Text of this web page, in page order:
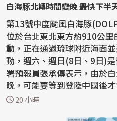
白海豚北轉時間變晚 最快下半
第13號中度颱風白海豚
位於台北東北東方約910公
動，正在通過琉球附近海面
動，週六、週日(8日、9日)
署預報員張承傳表示，由於
晚，可能要等到登陸中國後
徑，最快今天下半...
20 小時